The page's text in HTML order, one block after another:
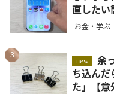
直したい
お金・学ぶ
3
new
余った「ダブルクリップ」を車に持
ち込ん
た」【意